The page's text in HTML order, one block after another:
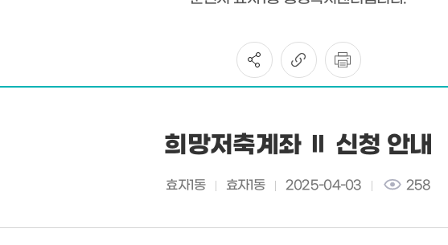
희망저축계좌 Ⅱ 신청 안내
효자1동 효자1동 2025-04-03 258